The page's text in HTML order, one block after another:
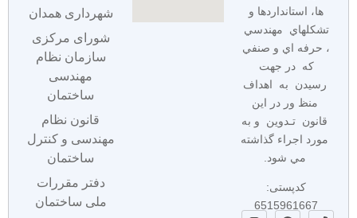
ها، استانداردها و
تشكلهاي مهندسي
، حرفه اي و صنفي
كه در جهت
رسيدن به اهداف
منظ ور در اين
قانون تـدوين و به
مورد اجراء گذاشته
مي شود.
کدپستی:
6515961667
شهرداری همدان
شورای مرکزی
سازمان نظام
مهندسی
ساختمان
قانون نظام
مهندسی و کنترل
ساختمان
دفتر مقررات
ملی ساختمان